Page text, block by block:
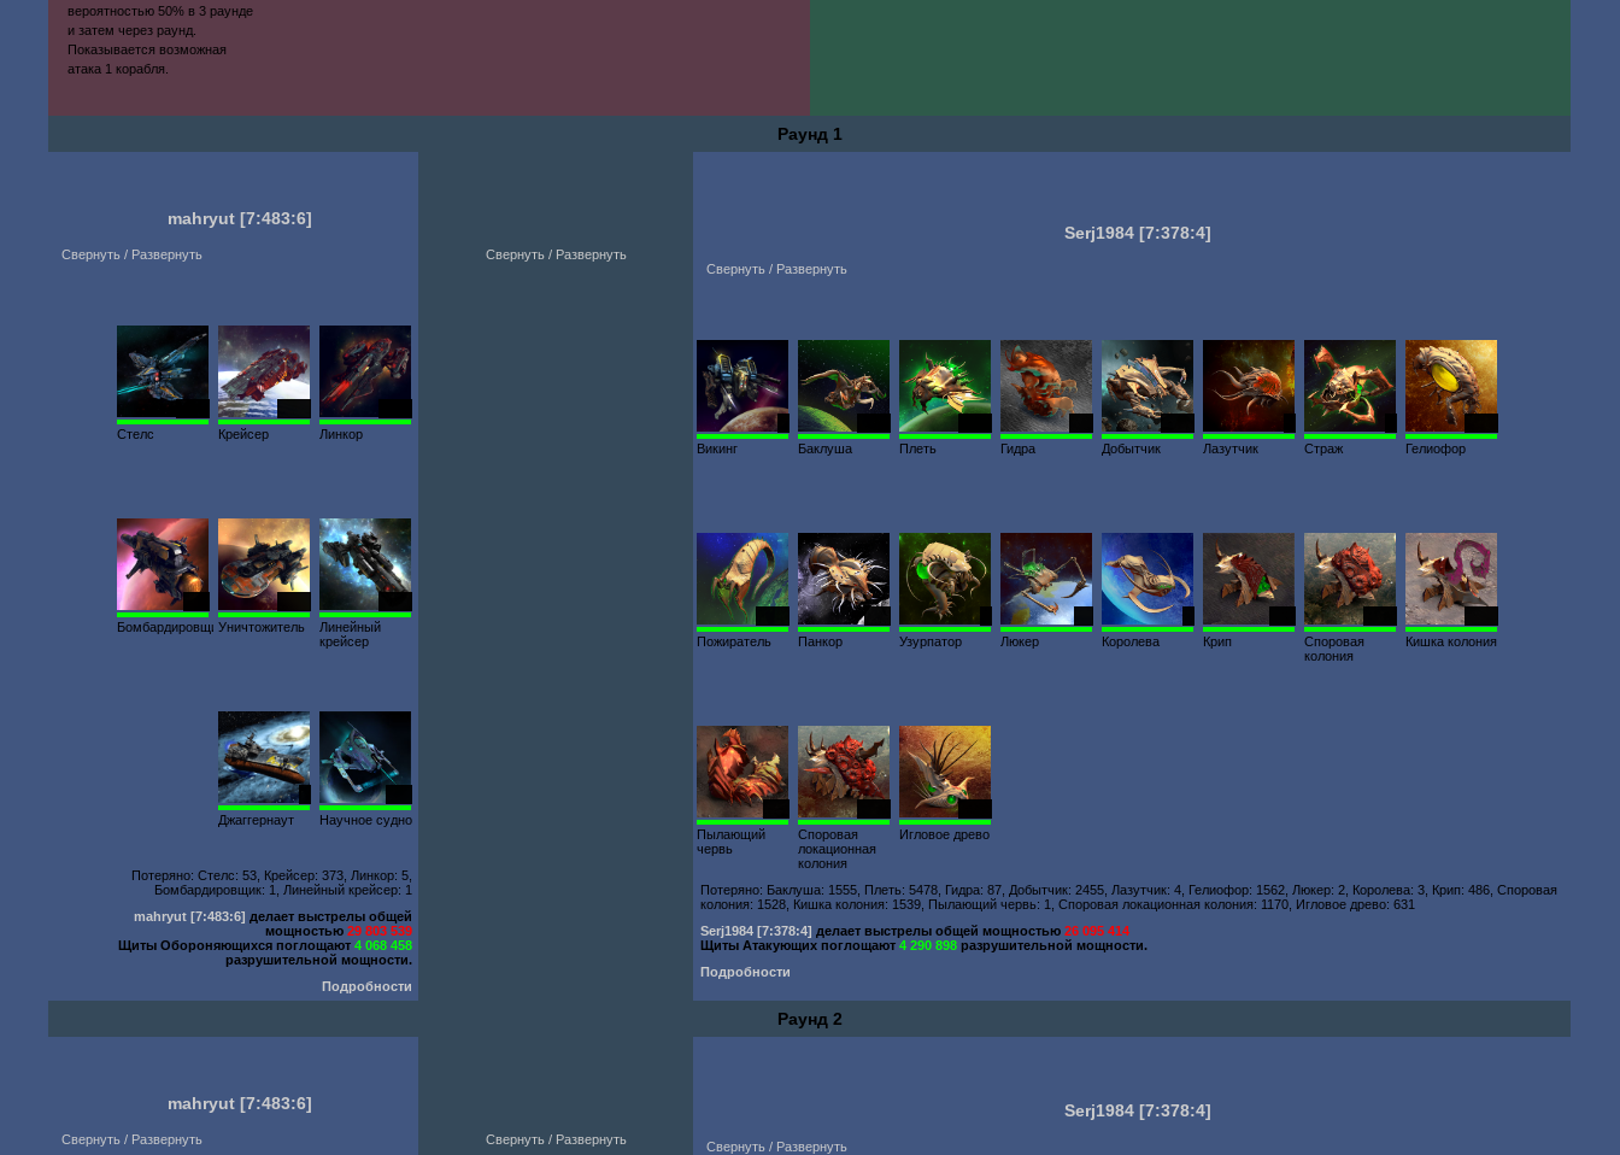
вероятностью 50% в 3 раунде
и затем через раунд.
Показывается возможная
атака 1 корабля.
Раунд 1
mahryut [7:483:6]
Свернуть / Развернуть
Стелс
Крейсер
Линкор
БомбардировщикУничтожитель
Линейный
крейсер
Джаггернаут
Научное судно
Потеряно: Стелс: 53, Крейсер: 373, Линкор: 5,
Бомбардировщик: 1, Линейный крейсер: 1
mahryut [7:483:6] делает выстрелы общей
мощностью29 803 539
Щиты Обороняющихся поглощают4 068 458
разрушительной мощности.
Подробности
Свернуть / Развернуть
Serj1984 [7:378:4]
Свернуть / Развернуть
Викинг
Баклуша
Плеть
Гидра
Добытчик
Лазутчик
Страж
Гелиофор
Пожиратель
Панкор
Узурпатор
Люкер
Королева
Крип
Споровая
колония
Кишка колония
Пылающий
червь
Споровая
локационная
колония
Игловое древо
Потеряно: Баклуша: 1555, Плеть: 5478, Гидра: 87, Добытчик: 2455, Лазутчик: 4, Гелиофор: 1562, Люкер: 2, Королева: 3, Крип: 486, Споровая
колония: 1528, Кишка колония: 1539, Пылающий червь: 1, Споровая локационная колония: 1170, Игловое древо: 631
Serj1984 [7:378:4] делает выстрелы общей мощностью26 095 414
Щиты Атакующих поглощают4 290 898 разрушительной мощности.
Подробности
Раунд 2
mahryut [7:483:6]
Свернуть / Развернуть Свернуть / Развернуть
Serj1984 [7:378:4]
Свернуть / Развернуть